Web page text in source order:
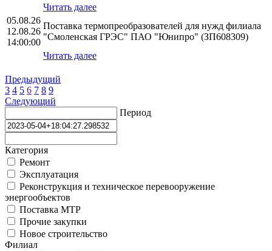
Читать далее
05.08.26
12.08.26
14:00:00
Поставка термопреобразователей для нужд филиала
"Смоленская ГРЭС" ПАО "Юнипро" (ЗП608309)
Читать далее
Предыдущий
3 4 5 6 7 8 9
Следующий
Период
Категория
Ремонт
Эксплуатация
Реконструкция и техническое перевооружение
энергообъектов
Поставка МТР
Прочие закупки
Новое строительство
Филиал